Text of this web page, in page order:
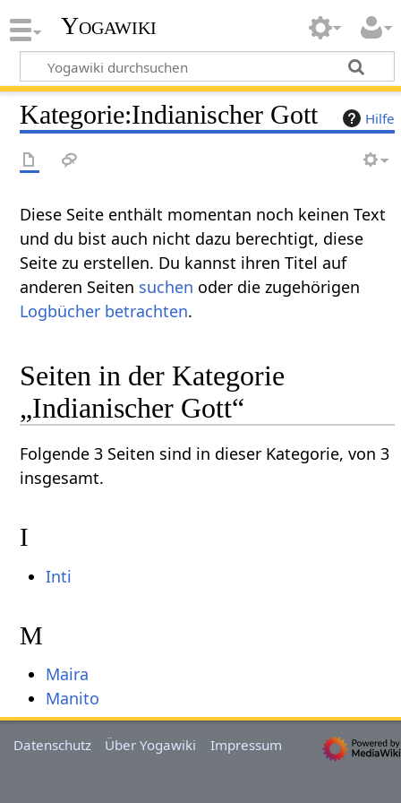
Yogawiki
Hilfe
Kategorie:Indianischer Gott
Diese Seite enthält momentan noch keinen Text
und du bist auch nicht dazu berechtigt, diese
Seite zu erstellen. Du kannst ihren Titel auf
anderen Seiten suchen oder die zugehörigen
Logbücher betrachten.
Seiten in der Kategorie
„Indianischer Gott“
Folgende 3 Seiten sind in dieser Kategorie, von 3
insgesamt.
I
Inti
M
Maira
Manito
Datenschutz Über Yogawiki Impressum